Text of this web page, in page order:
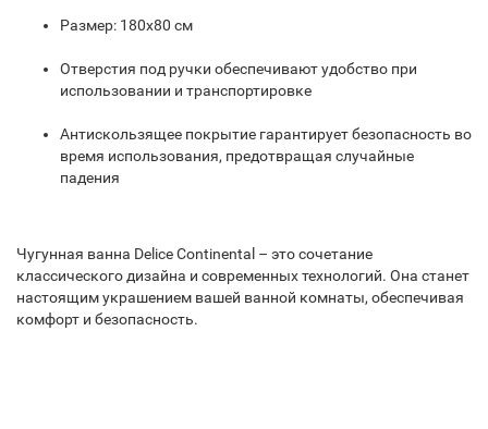
Размер: 180x80 см
Отверстия под ручки обеспечивают удобство при
использовании и транспортировке
Антискользящее покрытие гарантирует безопасность во
время использования, предотвращая случайные
падения
Чугунная ванна Delice Continental – это сочетание
классического дизайна и современных технологий. Она станет
настоящим украшением вашей ванной комнаты, обеспечивая
комфорт и безопасность.